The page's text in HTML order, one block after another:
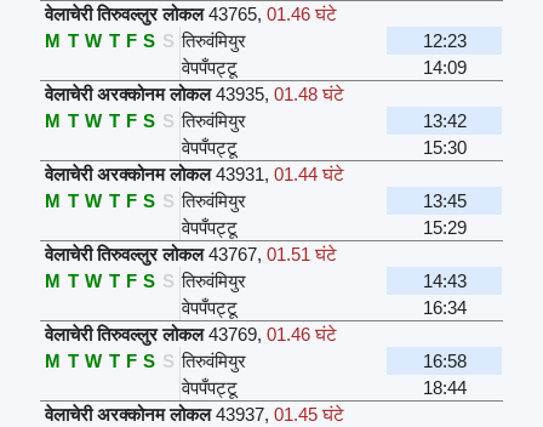
वेलाचेरी तिरुवल्लुर लोकल 43765,01.46 घंटे
M T W T F S S तिरुवंमियुर
12:23
वेपपँपट्टू
14:09
वेलाचेरी अरक्कोनम लोकल 43935,01.48 घंटे
M T W T F S S तिरुवंमियुर
13:42
वेपपँपट्टू
15:30
वेलाचेरी अरक्कोनम लोकल 43931,01.44 घंटे
M T W T F S S तिरुवंमियुर
13:45
वेपपँपट्टू
15:29
वेलाचेरी तिरुवल्लुर लोकल 43767,01.51 घंटे
M T W T F S S तिरुवंमियुर
14:43
वेपपँपट्टू
16:34
वेलाचेरी तिरुवल्लुर लोकल 43769,01.46 घंटे
M T W T F S S तिरुवंमियुर
16:58
वेपपँपट्टू
18:44
वेलाचेरी अरक्कोनम लोकल 43937,01.45 घंटे